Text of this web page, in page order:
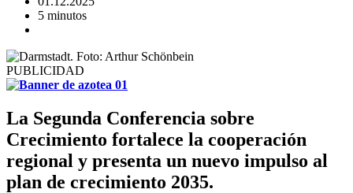
5 minutos
PUBLICIDAD
La Segunda Conferencia sobre
Crecimiento fortalece la cooperación
regional y presenta un nuevo impulso al
plan de crecimiento 2035.